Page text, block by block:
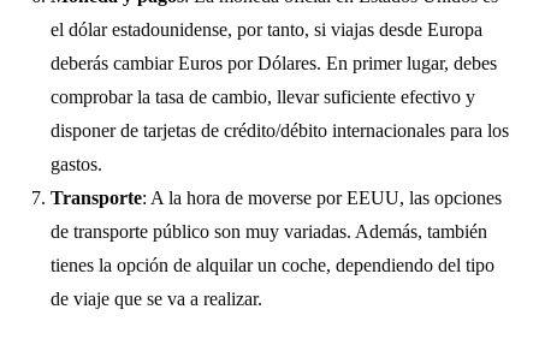
el dólar estadounidense, por tanto, si viajas desde Europa
deberás cambiar Euros por Dólares. En primer lugar, debes
comprobar la tasa de cambio, llevar suficiente efectivo y
disponer de tarjetas de crédito/débito internacionales para los
gastos.
Transporte: A la hora de moverse por EEUU, las opciones
de transporte público son muy variadas. Además, también
tienes la opción de alquilar un coche, dependiendo del tipo
de viaje que se va a realizar.